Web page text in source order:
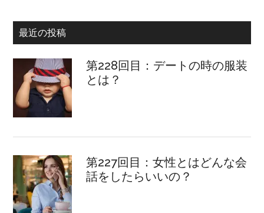
最近の投稿
第228回目：デートの時の服装
とは？
第227回目：女性とはどんな会
話をしたらいいの？